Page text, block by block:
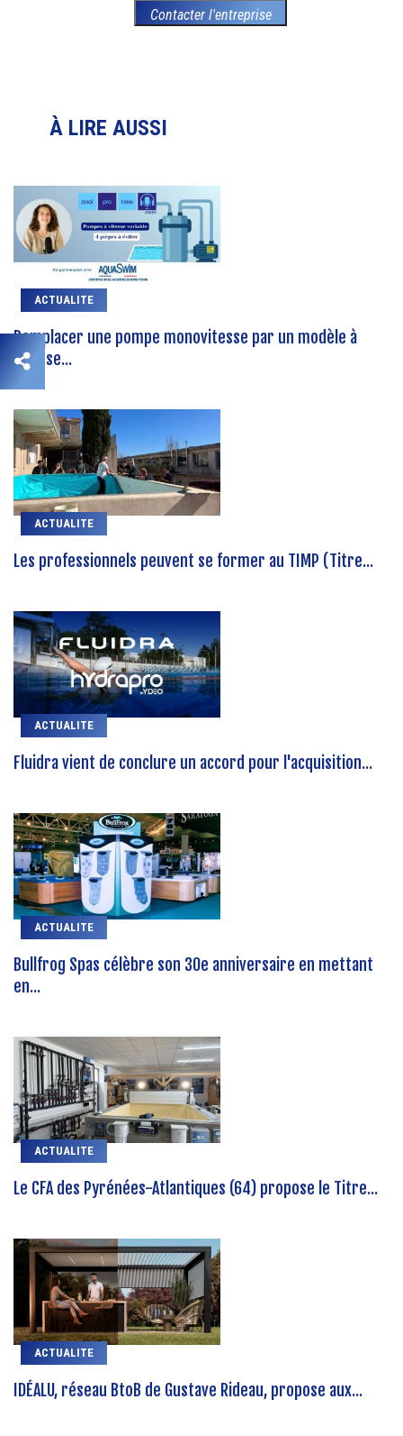
Contacter l'entreprise
À LIRE AUSSI
ACTUALITE
Remplacer une pompe monovitesse par un modèle à
vitesse...
ACTUALITE
Les professionnels peuvent se former au TIMP (Titre...
ACTUALITE
Fluidra vient de conclure un accord pour l'acquisition...
ACTUALITE
Bullfrog Spas célèbre son 30e anniversaire en mettant
en...
ACTUALITE
Le CFA des Pyrénées-Atlantiques (64) propose le Titre...
ACTUALITE
IDÉALU, réseau BtoB de Gustave Rideau, propose aux...